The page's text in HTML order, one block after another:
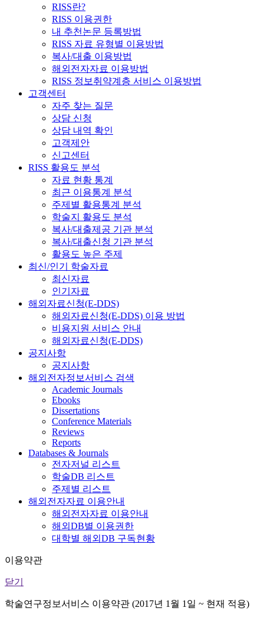
RISS란?
RISS 이용권한
내 추천논문 등록방법
RISS 자료 유형별 이용방법
복사/대출 이용방법
해외전자자료 이용방법
RISS 정보취약계층 서비스 이용방법
고객센터
자주 찾는 질문
상담 신청
상담 내역 확인
고객제안
신고센터
RISS 활용도 분석
자료 현황 통계
최근 이용통계 분석
주제별 활용통계 분석
학술지 활용도 분석
복사/대출제공 기관 분석
복사/대출신청 기관 분석
활용도 높은 주제
최신/인기 학술자료
최신자료
인기자료
해외자료신청(E-DDS)
해외자료신청(E-DDS) 이용 방법
비용지원 서비스 안내
해외자료신청(E-DDS)
공지사항
공지사항
해외전자정보서비스 검색
Academic Journals
Ebooks
Dissertations
Conference Materials
Reviews
Reports
Databases & Journals
전자저널 리스트
학술DB 리스트
주제별 리스트
해외전자자료 이용안내
해외전자자료 이용안내
해외DB별 이용권한
대학별 해외DB 구독현황
이용약관
닫기
학술연구정보서비스 이용약관 (2017년 1월 1일 ~ 현재 적용)